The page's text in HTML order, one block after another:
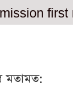
মতামত: